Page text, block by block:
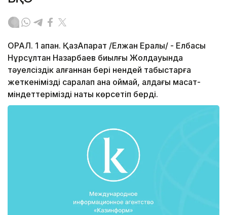
ОРАЛ. 1 ақпан. ҚазАқпарат /Елжан Ералы/ - Елбасы
Нұрсұлтан Назарбаев биылғы Жолдауында
тәуелсіздік алғаннан бері нендей табыстарға
жеткенімізді саралап қана қоймай, алдағы мақсат-
міндеттерімізді нақты көрсетіп берді.